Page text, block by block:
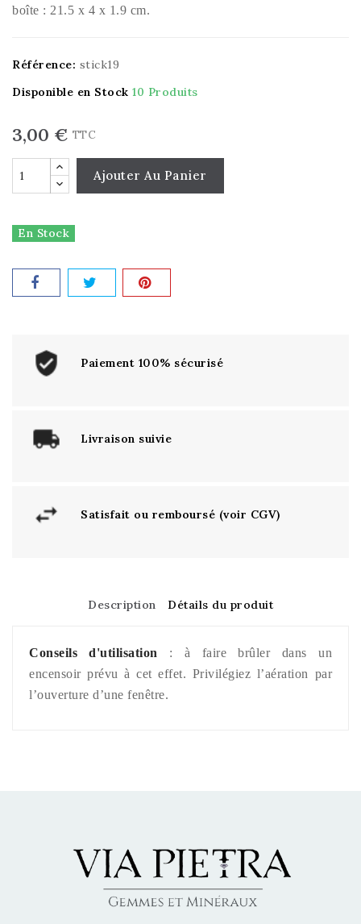
boîte : 21.5 x 4 x 1.9 cm.
Référence: stick19
Disponible en Stock 10 Produits
3,00 € TTC
Ajouter Au Panier
En Stock
Paiement 100% sécurisé
Livraison suivie
Satisfait ou remboursé (voir CGV)
Description Détails du produit
Conseils d'utilisation
: à faire brûler dans un
encensoir prévu à cet effet. Privilégiez l’aération par
l’ouverture d’une fenêtre.